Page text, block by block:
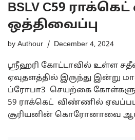
BSLV C59
ஒத்திவைப்பு
by Authour December 4, 2024
ஸ்ரீஹரி கோட்டாவில் உள்ள
ஏவுதளத்தில் இருந்து இன்று
ப்ரோபா3 செயற்கை
59 ராக்கெட் விண்ணில் ஏவப்பட
சூரியனின் கொரோனாவை